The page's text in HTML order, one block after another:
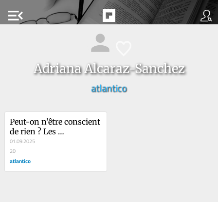
menu_open
Adriana Alcaraz-Sanchez
atlantico
Peut-on n’être conscient
de rien ? Les
scientifiques tentent de
décrypter certaines
phases rares du
sommeil
01.09.2025
20
atlantico